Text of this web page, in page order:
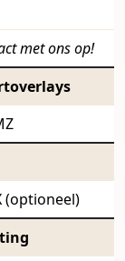
met ons op!
(optioneel)